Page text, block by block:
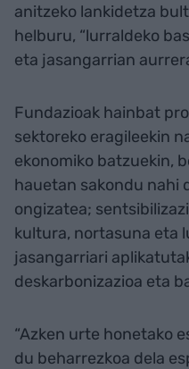
anitzeko lankidetza
helburu, “lurraldeko
eta jasangarrian
Fundazioak hainbat
sektoreko eragileekin
ekonomiko batzuekin,
hauetan sakondu nahi
ongizatea;
kultura, nortasuna eta
jasangarriari
deskarbonizazioa eta
“Azken urte honetako
du beharrezkoa dela